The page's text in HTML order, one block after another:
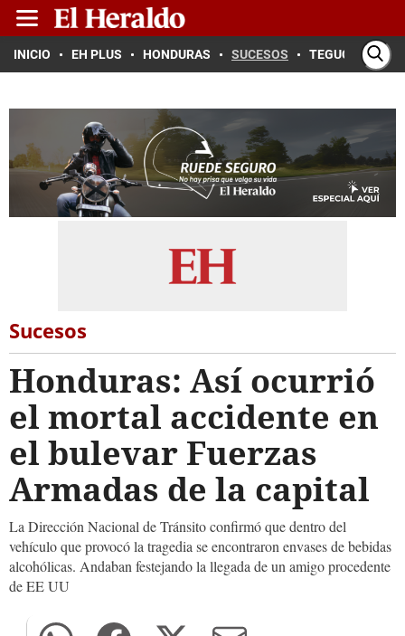
INICIO EH PLUS HONDURAS SUCESOS TEGUCIGALPA
Sucesos
Honduras: Así ocurrió
el mortal accidente en
el bulevar Fuerzas
Armadas de la capital
La Dirección Nacional de Tránsito confirmó que dentro del
vehículo que provocó la tragedia se encontraron envases de bebidas
alcohólicas. Andaban festejando la llegada de un amigo procedente
de EE UU